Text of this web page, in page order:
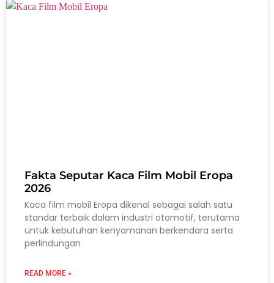
Fakta Seputar Kaca Film Mobil Eropa
2026
Kaca film mobil Eropa dikenal sebagai salah satu
standar terbaik dalam industri otomotif, terutama
untuk kebutuhan kenyamanan berkendara serta
perlindungan
READ MORE »